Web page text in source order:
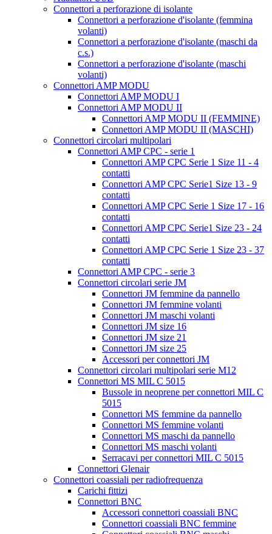
Connettori a perforazione di isolante
Connettori a perforazione d'isolante (femmina
volanti)
Connettori a perforazione d'isolante (maschi da
c.s.)
Connettori a perforazione d'isolante (maschi
volanti)
Connettori AMP MODU
Connettori AMP MODU I
Connettori AMP MODU II
Connettori AMP MODU II (FEMMINE)
Connettori AMP MODU II (MASCHI)
Connettori circolari multipolari
Connettori AMP CPC - serie 1
Connettori AMP CPC Serie 1 Size 11 - 4
contatti
Connettori AMP CPC Serie1 Size 13 - 9
contatti
Connettori AMP CPC Serie 1 Size 17 - 16
contatti
Connettori AMP CPC Serie1 Size 23 - 24
contatti
Connettori AMP CPC Serie 1 Size 23 - 37
contatti
Connettori AMP CPC - serie 3
Connettori circolari serie JM
Connettori JM femmine da pannello
Connettori JM femmine volanti
Connettori JM maschi volanti
Connettori JM size 16
Connettori JM size 21
Connettori JM size 25
Accessori per connettori JM
Connettori circolari multipolari serie M12
Connettori MS MIL C 5015
Bussole in neoprene per connettori MIL C
5015
Connettori MS femmine da pannello
Connettori MS femmine volanti
Connettori MS maschi da pannello
Connettori MS maschi volanti
Serracavi per connettori MIL C 5015
Connettori Glenair
Connettori coassiali per radiofrequenza
Carichi fittizi
Connettori BNC
Accessori connettori coassiali BNC
Connettori coassiali BNC femmine